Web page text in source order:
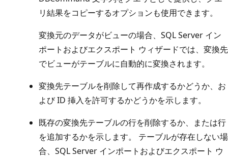
リ結果をコピーするオプションも使用できます。
変換元のデータがビューの場合、SQL Server イン
ポートおよびエクスポート ウィザードでは、変換先
でビューがテーブルに自動的に変換されます。
変換先テーブルを削除して再作成するかどうか、お
よび ID 挿入を許可するかどうかを示します。
既存の変換先テーブルの行を削除するか、または行
を追加するかを示します。 テーブルが存在しない場
合、SQL Server インポートおよびエクスポート ウ